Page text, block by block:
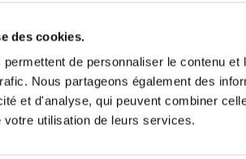
des cookies.
de personnaliser le contenu
Nous partageons également des
et d'analyse, qui peuvent combiner
utilisation de leurs services.